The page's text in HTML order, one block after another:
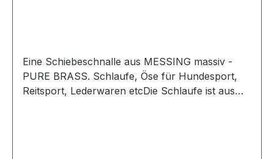
Eine Schiebeschnalle aus MESSING massiv -
PURE BRASS. Schlaufe, Öse für Hundesport,
Reitsport, Lederwaren etcDie Schlaufe ist aus